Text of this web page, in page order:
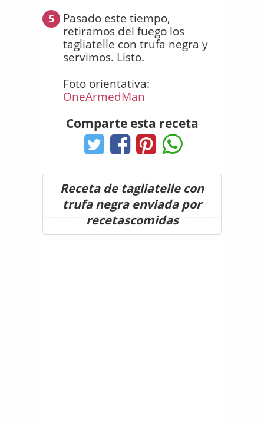
5
Pasado este tiempo,
retiramos del fuego los
tagliatelle con trufa negra y
servimos. Listo.
Foto orientativa:
OneArmedMan
Comparte esta receta
Receta de tagliatelle con
trufa negra enviada por
recetascomidas